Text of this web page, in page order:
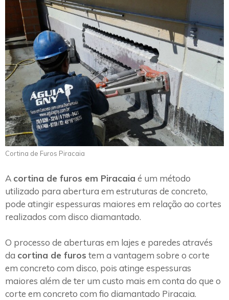
Cortina de Furos Piracaia
A cortina de furos em Piracaia é um método
utilizado para abertura em estruturas de concreto,
pode atingir espessuras maiores em relação ao cortes
realizados com disco diamantado.
O processo de aberturas em lajes e paredes através
da cortina de furos tem a vantagem sobre o corte
em concreto com disco, pois atinge espessuras
maiores além de ter um custo mais em conta do que o
corte em concreto com fio diamantado Piracaia.